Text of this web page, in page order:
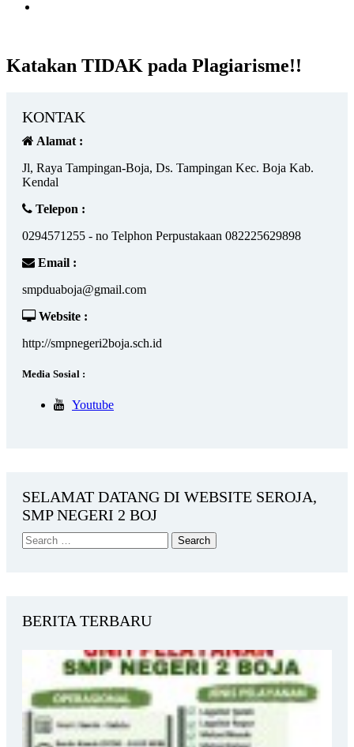
Katakan TIDAK pada Plagiarisme!!
KONTAK
Alamat :
Jl, Raya Tampingan-Boja, Ds. Tampingan Kec. Boja Kab.
Kendal
Telepon :
0294571255 - no Telphon Perpustakaan 082225629898
Email :
smpduaboja@gmail.com
Website :
http://smpnegeri2boja.sch.id
Media Sosial :
Youtube
SELAMAT DATANG DI WEBSITE SEROJA,
SMP NEGERI 2 BOJ
BERITA TERBARU